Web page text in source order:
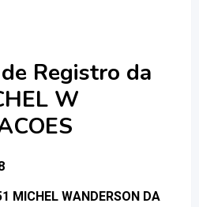
Registro da
W
MICHEL WANDERSON DA